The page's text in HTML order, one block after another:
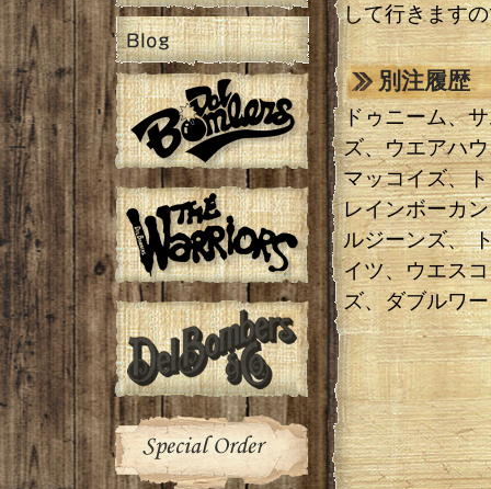
して行きます
別注履歴
ドゥニーム、
ズ、ウエアハ
マッコイズ、
レインボーカ
ルジーンズ、
イツ、ウエス
ズ、ダブルワ